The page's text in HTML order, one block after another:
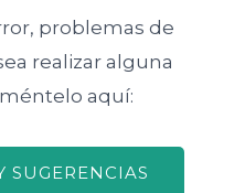
problemas de
realizar alguna
aquí:
SUGERENCIAS
CARPIO)